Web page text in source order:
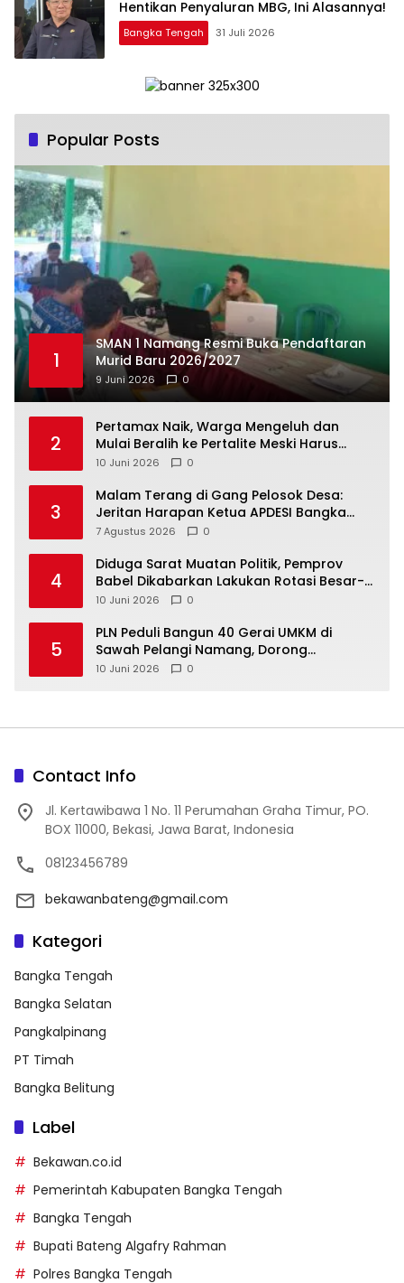
Bangka Tengah 31 Juli 2026
Popular Posts
1
SMAN 1 Namang Resmi Buka Pendaftaran
Murid Baru 2026/2027
9 Juni 2026 0
2
‎Pertamax Naik, Warga Mengeluh dan
Mulai Beralih ke Pertalite Meski Harus
10 Juni 2026 0
3
Malam Terang di Gang Pelosok Desa:
Jeritan Harapan Ketua APDESI Bangka
Tengah untuk PLN Babel
7 Agustus 2026 0
4
‎Diduga Sarat Muatan Politik, Pemprov
Babel Dikabarkan Lakukan Rotasi Besar-
10 Juni 2026 0
5
‎PLN Peduli Bangun 40 Gerai UMKM di
Sawah Pelangi Namang, Dorong
10 Juni 2026 0
Contact Info
Jl. Kertawibawa 1 No. 11 Perumahan Graha Timur, PO.
BOX 11000, Bekasi, Jawa Barat, Indonesia
08123456789
bekawanbateng@gmail.com
Kategori
Bangka Tengah
Bangka Selatan
Pangkalpinang
PT Timah
Bangka Belitung
Label
Bekawan.co.id
Pemerintah Kabupaten Bangka Tengah
Bangka Tengah
Bupati Bateng Algafry Rahman
Polres Bangka Tengah